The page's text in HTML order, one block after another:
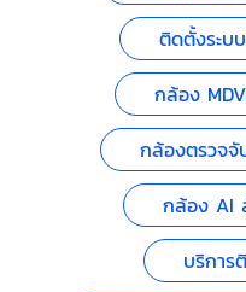
ติดตั้งระบ
กล้อง
กล้องตรวจจั
กล้อง AI
บริการ